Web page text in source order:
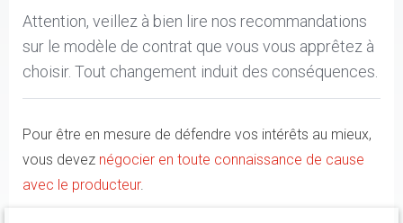
Attention, veillez à bien lire nos recommandations
sur le modèle de contrat que vous vous apprêtez à
choisir. Tout changement induit des conséquences.
Pour être en mesure de défendre vos intérêts au mieux,
vous devez négocier en toute connaissance de cause
avec le producteur.